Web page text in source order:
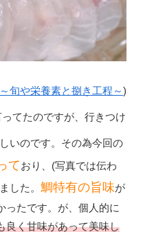
旬や栄養素と捌き工程～)
てたのですが、行きつけ
いのです。その為今回の
ており、(写真では伝わ
した。 鯛特有の旨味が
ったです。が、個人的に
良く甘味があって美味し